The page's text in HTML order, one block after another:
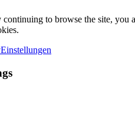
to browse the site, you
Einstellungen